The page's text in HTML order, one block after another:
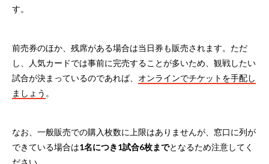
す。
前売券のほか、残席がある場合は当日券も販売されます。ただ
し、人気カードでは事前に完売することが多いため、観戦したい
試合が決まっているのであれば、 オンラインでチケットを手配し
ましょう 。
なお、一般販売での購入枚数に上限はありませんが、窓口に列が
できている場合は1名につき1試合6枚までとなるため注意してく